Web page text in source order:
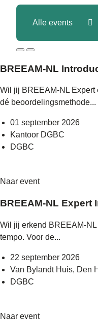
Alle events
BREEAM-NL
Wil jij BREEAM-NL Expert
dé beoordelingsmethode...
01 september 2026
Kantoor DGBC
DGBC
Naar event
BREEAM-NL Expert
Wil jij erkend BREEAM-
tempo. Voor de...
22 september 2026
Van Bylandt Huis, Den
DGBC
Naar event